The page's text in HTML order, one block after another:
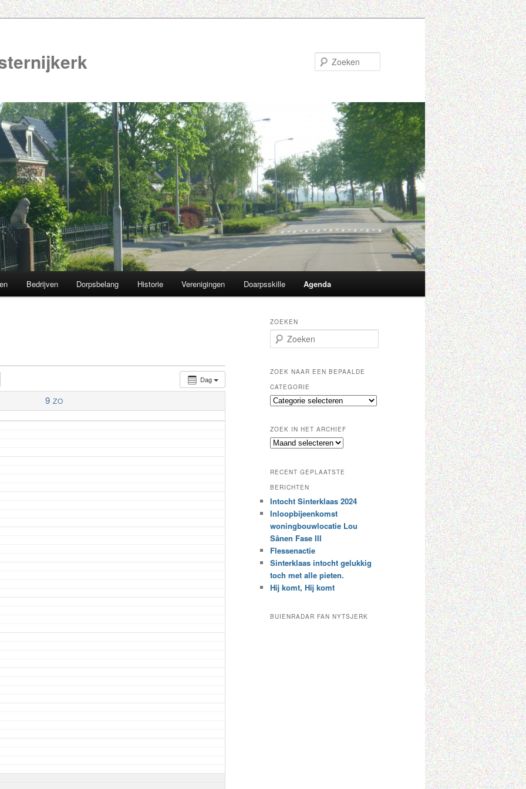
Bedrijven Dorpsbelang Historie Verenigingen Doarpsskille Agenda
Dag
9 ZO
ZOEKEN
o
k
n
ZOEK NAAR EEN BEPAALDE
CATEGORIE
Z
k
n
e
e
n
b
e
a
a
l
d
c
ZOEK IN HET ARCHIEF
Z
k
i
n
h
t
a
r
c
h
i
RECENT GEPLAATSTE
BERICHTEN
Intocht Sinterklaas 2024
Inloopbijeenkomst
woningbouwlocatie Lou
Sânen Fase III
Flessenactie
Sinterklaas intocht gelukkig
toch met alle pieten.
Hij komt, Hij komt
BUIENRADAR FAN NYTSJERK